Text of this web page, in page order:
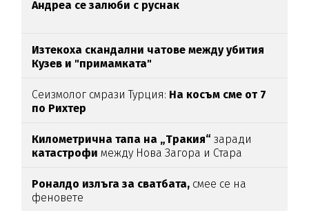
Андреа се залюби с руснак
Изтекоха скандални чатове между убития
Кузев и "примамката"
Сеизмолог смрази Турция: На косъм сме от 7
по Рихтер
Километрична тапа на „Тракия“ заради
катастрофи между Нова Загора и Стара
Роналдо излъга за сватбата, смее се на
феновете